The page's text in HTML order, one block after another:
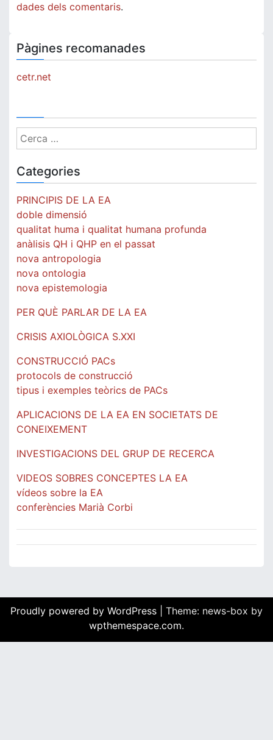
dades dels comentaris.
Pàgines recomanades
cetr.net
Cerca:
Categories
PRINCIPIS DE LA EA
doble dimensió
qualitat huma i qualitat humana profunda
anàlisis QH i QHP en el passat
nova antropologia
nova ontologia
nova epistemologia
PER QUÈ PARLAR DE LA EA
CRISIS AXIOLÒGICA S.XXI
CONSTRUCCIÓ PACs
protocols de construcció
tipus i exemples teòrics de PACs
APLICACIONS DE LA EA EN SOCIETATS DE
CONEIXEMENT
INVESTIGACIONS DEL GRUP DE RECERCA
VIDEOS SOBRES CONCEPTES LA EA
vídeos sobre la EA
conferències Marià Corbi
Proudly powered by WordPress
Theme: news-box by
wpthemespace.com.